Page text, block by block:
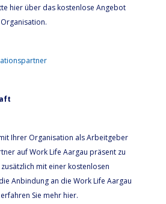
hier über das kostenlose Angebot
Ihrer Organisation als Arbeitgeber
auf Work Life Aargau präsent zu
mit einer kostenlosen
Anbindung an die Work Life Aargau
Sie mehr hier.